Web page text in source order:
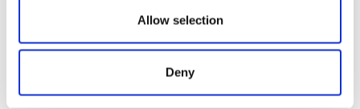
Allow selection
Deny
Downloads & Dokumente